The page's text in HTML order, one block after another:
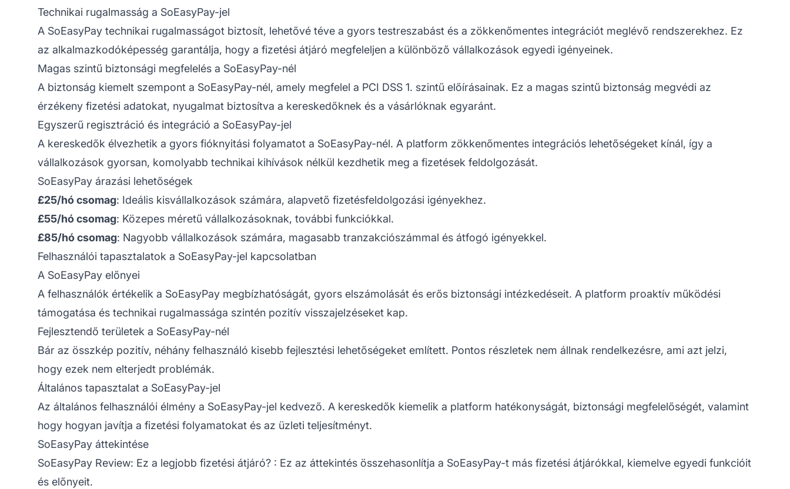
Technikai rugalmasság a SoEasyPay-jel
A SoEasyPay technikai rugalmasságot biztosít, lehetővé téve a gyors testreszabást és a zökkenőmentes integrációt meglévő rendszerekhez. Ez
az alkalmazkodóképesség garantálja, hogy a fizetési átjáró megfeleljen a különböző vállalkozások egyedi igényeinek.
Magas szintű biztonsági megfelelés a SoEasyPay-nél
A biztonság kiemelt szempont a SoEasyPay-nél, amely megfelel a PCI DSS 1. szintű előírásainak. Ez a magas szintű biztonság megvédi az
érzékeny fizetési adatokat, nyugalmat biztosítva a kereskedőknek és a vásárlóknak egyaránt.
Egyszerű regisztráció és integráció a SoEasyPay-jel
A kereskedők élvezhetik a gyors fióknyitási folyamatot a SoEasyPay-nél. A platform zökkenőmentes integrációs lehetőségeket kínál, így a
vállalkozások gyorsan, komolyabb technikai kihívások nélkül kezdhetik meg a fizetések feldolgozását.
SoEasyPay árazási lehetőségek
£25/hó csomag: Ideális kisvállalkozások számára, alapvető fizetésfeldolgozási igényekhez.
£55/hó csomag: Közepes méretű vállalkozásoknak, további funkciókkal.
£85/hó csomag: Nagyobb vállalkozások számára, magasabb tranzakciószámmal és átfogó igényekkel.
Felhasználói tapasztalatok a SoEasyPay-jel kapcsolatban
A SoEasyPay előnyei
A felhasználók értékelik a SoEasyPay megbízhatóságát, gyors elszámolását és erős biztonsági intézkedéseit. A platform proaktív működési
támogatása és technikai rugalmassága szintén pozitív visszajelzéseket kap.
Fejlesztendő területek a SoEasyPay-nél
Bár az összkép pozitív, néhány felhasználó kisebb fejlesztési lehetőségeket említett. Pontos részletek nem állnak rendelkezésre, ami azt jelzi,
hogy ezek nem elterjedt problémák.
Általános tapasztalat a SoEasyPay-jel
Az általános felhasználói élmény a SoEasyPay-jel kedvező. A kereskedők kiemelik a platform hatékonyságát, biztonsági megfelelőségét, valamint
hogy hogyan javítja a fizetési folyamatokat és az üzleti teljesítményt.
SoEasyPay áttekintése
SoEasyPay Review: Ez a legjobb fizetési átjáró? : Ez az áttekintés összehasonlítja a SoEasyPay-t más fizetési átjárókkal, kiemelve egyedi funkcióit
és előnyeit.